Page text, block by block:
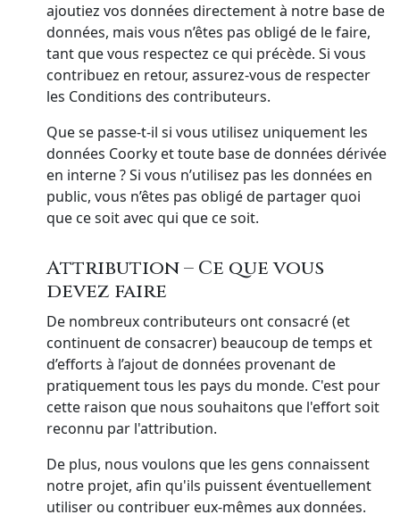
ajoutiez vos données directement à notre base de
données, mais vous n’êtes pas obligé de le faire,
tant que vous respectez ce qui précède. Si vous
contribuez en retour, assurez-vous de respecter
les Conditions des contributeurs.
Que se passe-t-il si vous utilisez uniquement les
données Coorky et toute base de données dérivée
en interne ? Si vous n’utilisez pas les données en
public, vous n’êtes pas obligé de partager quoi
que ce soit avec qui que ce soit.
Attribution – Ce que vous
devez faire
De nombreux contributeurs ont consacré (et
continuent de consacrer) beaucoup de temps et
d’efforts à l’ajout de données provenant de
pratiquement tous les pays du monde. C'est pour
cette raison que nous souhaitons que l'effort soit
reconnu par l'attribution.
De plus, nous voulons que les gens connaissent
notre projet, afin qu'ils puissent éventuellement
utiliser ou contribuer eux-mêmes aux données.